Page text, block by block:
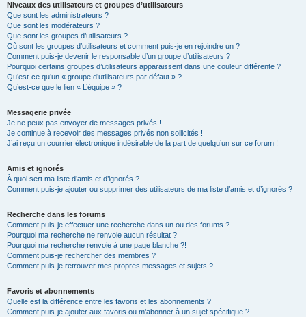
Niveaux des utilisateurs et groupes d’utilisateurs
Que sont les administrateurs ?
Que sont les modérateurs ?
Que sont les groupes d’utilisateurs ?
Où sont les groupes d’utilisateurs et comment puis-je en rejoindre un ?
Comment puis-je devenir le responsable d’un groupe d’utilisateurs ?
Pourquoi certains groupes d’utilisateurs apparaissent dans une couleur différente ?
Qu’est-ce qu’un « groupe d’utilisateurs par défaut » ?
Qu’est-ce que le lien « L’équipe » ?
Messagerie privée
Je ne peux pas envoyer de messages privés !
Je continue à recevoir des messages privés non sollicités !
J’ai reçu un courrier électronique indésirable de la part de quelqu’un sur ce forum !
Amis et ignorés
À quoi sert ma liste d’amis et d’ignorés ?
Comment puis-je ajouter ou supprimer des utilisateurs de ma liste d’amis et d’ignorés ?
Recherche dans les forums
Comment puis-je effectuer une recherche dans un ou des forums ?
Pourquoi ma recherche ne renvoie aucun résultat ?
Pourquoi ma recherche renvoie à une page blanche ?!
Comment puis-je rechercher des membres ?
Comment puis-je retrouver mes propres messages et sujets ?
Favoris et abonnements
Quelle est la différence entre les favoris et les abonnements ?
Comment puis-je ajouter aux favoris ou m’abonner à un sujet spécifique ?